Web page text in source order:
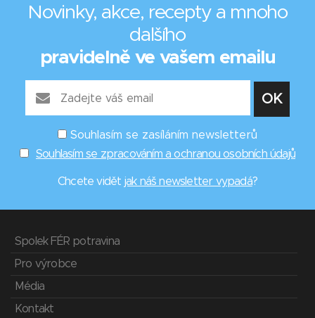
Novinky, akce, recepty a mnoho
dalšího
pravidelně ve vašem emailu
Souhlasím se zasíláním newsletterů
Souhlasím se zpracováním a ochranou osobních údajů
Chcete vidět jak náš newsletter vypadá?
Spolek FÉR potravina
Pro výrobce
Média
Kontakt